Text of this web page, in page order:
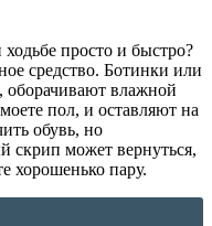
просто и быстро?
средство. Ботинки или
оборачивают влажной
пол, и оставляют на
обувь, но
скрип может вернуться,
хорошенько пару.